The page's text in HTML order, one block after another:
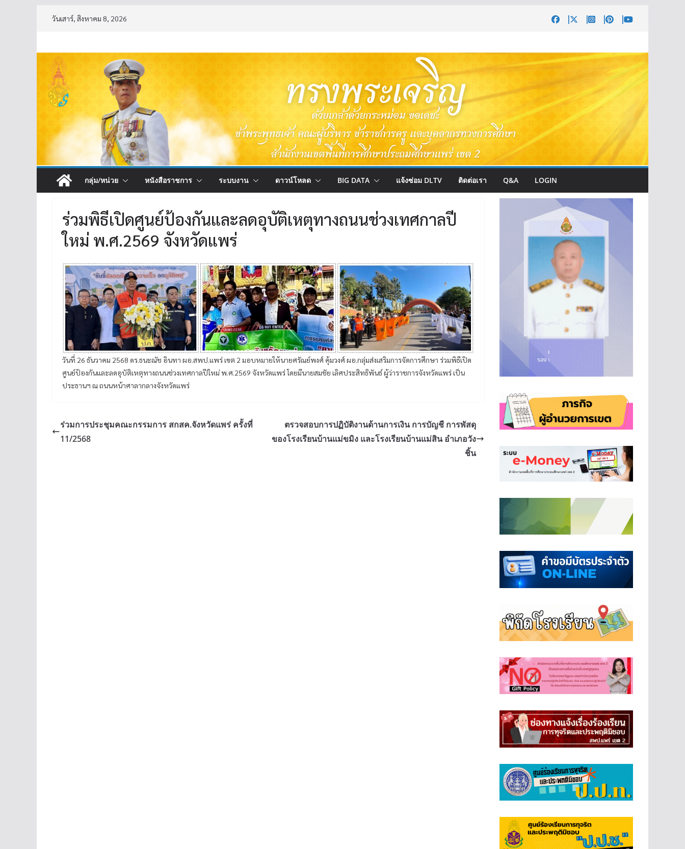
วันเสาร์, สิงหาคม 8, 2026
กลุ่ม/หน่วย หนังสือราชการ ระบบงาน ดาวน์โหลด BIG DATA แจ้งซ่อม DLTV ติดต่อเรา Q&A LOGIN
ร่วมพิธีเปิดศูนย์ป้องกันและลดอุบัติเหตุทางถนนช่วงเทศกาลปี
ใหม่ พ.ศ.2569 จังหวัดแพร่
วันที่ 26 ธันวาคม 2568 ดร.ธนะณัช อินทา ผอ.สพป.แพร่ เขต 2 มอบหมายให้นายศรัณย์พงศ์ คุ้มวงศ์ ผอ.กลุ่มส่งเสริมการจัดการศึกษา ร่วมพิธีเปิด
ศูนย์ป้องกันและลดอุบัติเหตุทางถนนช่วงเทศกาลปีใหม่ พ.ศ.2569 จังหวัดแพร่ โดยมีนายสมชัย เลิศประสิทธิพันธ์ ผู้ว่าราชการจังหวัดแพร่ เป็น
ประธานฯ ณ ถนนหน้าศาลากลางจังหวัดแพร่
ร่วมการประชุมคณะกรรมการ สกสค.จังหวัดแพร่ ครั้งที่
11/2568
ตรวจสอบการปฏิบัติงานด้านการเงิน การบัญชี การพัสดุ
ของโรงเรียนบ้านแม่ขมิง และโรงเรียนบ้านแม่สิน อำเภอวัง
ชิ้น